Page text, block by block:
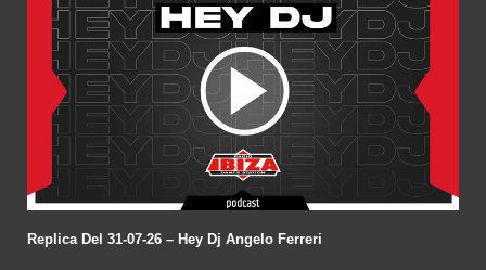
Replica Del 31-07-26 – Hey Dj Angelo Ferreri